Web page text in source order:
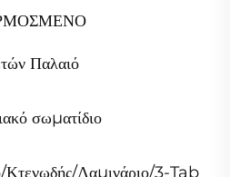
Παλαιό
σωματίδιο
Λαμινάριο/3-Tab